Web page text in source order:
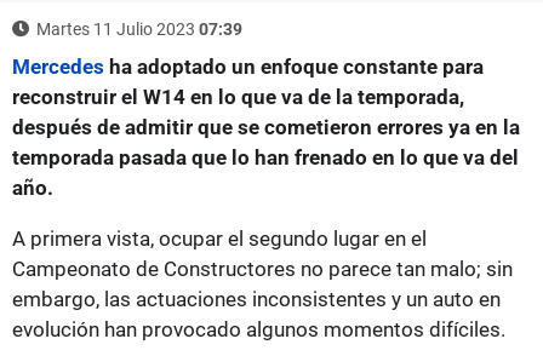
Martes 11 Julio 2023 07:39
Mercedes ha adoptado un enfoque constante para
reconstruir el W14 en lo que va de la temporada,
después de admitir que se cometieron errores ya en la
temporada pasada que lo han frenado en lo que va del
año.
A primera vista, ocupar el segundo lugar en el
Campeonato de Constructores no parece tan malo; sin
embargo, las actuaciones inconsistentes y un auto en
evolución han provocado algunos momentos difíciles.